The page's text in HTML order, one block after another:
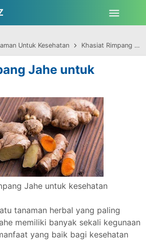
to main content
Untuk Kesehatan Khasiat Rimpang Jahe untuk kesehatan
Jahe untuk
Jahe untuk kesehatan
tanaman herbal yang paling
memiliki banyak sekali kegunaan
yang baik bagi kesehatan